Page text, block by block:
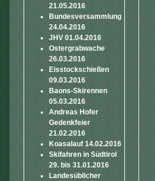
21.05.2016
Bundesversammlung
24.04.2016
JHV 01.04.2016
Ostergrabwache
26.03.2016
Eisstockschießen
09.03.2016
Baons-Skirennen
05.03.2016
Andreas Hofer
Gedenkfeier
21.02.2016
Koasalauf 14.02.2016
Skifahren in Südtirol
29. bis 31.01.2016
Landesüblicher